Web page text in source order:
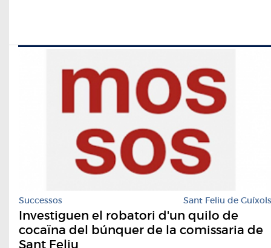
Successos Sant Feliu de Guíxols
Investiguen el robatori d'un quilo de
cocaïna del búnquer de la comissaria de
Sant Feliu